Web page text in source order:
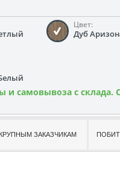
Цвет:
Дуб
и самовывоза с
КРУПНЫМ ЗАКАЗЧИКАМ